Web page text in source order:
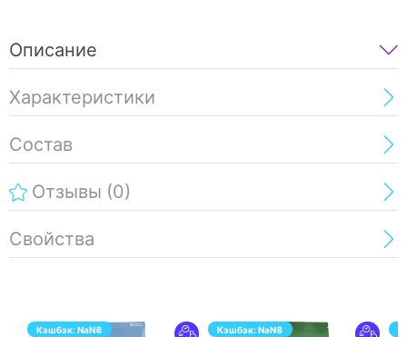
Описание
Характеристики
Состав
Отзывы (0)
Свойства
Кэшбэк:NaN₴ Кэшбэк:NaN₴